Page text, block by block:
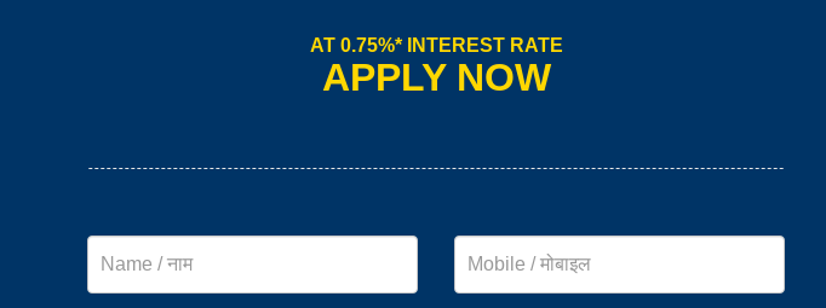
AT 0.75%* INTEREST RATE
APPLY NOW